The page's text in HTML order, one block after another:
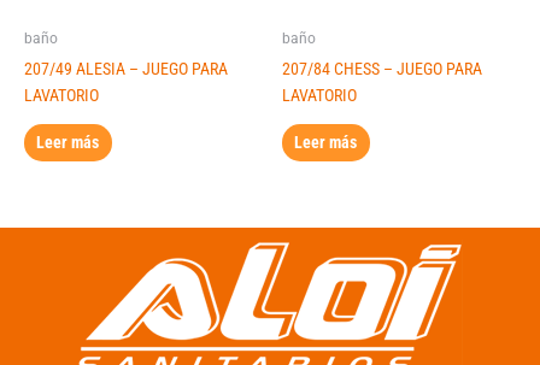
baño
207/49 ALESIA – JUEGO PARA
LAVATORIO
Leer más
baño
207/84 CHESS – JUEGO PARA
LAVATORIO
Leer más